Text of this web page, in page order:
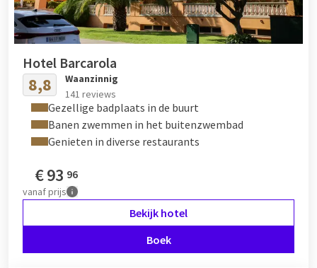
Hotel Barcarola
8,8
Waanzinnig
141 reviews
Gezellige badplaats in de buurt
Banen zwemmen in het buitenzwembad
Genieten in diverse restaurants
€93 96
vanafprijs
Bekijk hotel
Boek